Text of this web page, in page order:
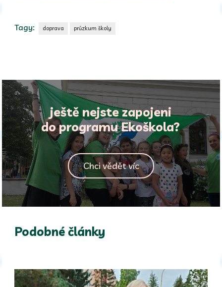
Tagy: doprava průzkum školy
ještě nejste zapojeni
do programu Ekoškola?
Chci vědět víc
Podobné články